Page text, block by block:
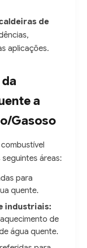
de
aplicações.
a
Gasoso
áreas:
para
quente.
industriais:
de
água quente.